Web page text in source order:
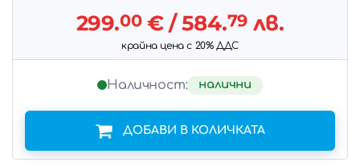
299.00€/ 584.79лв.
крайна цена с 20% ДДС
Наличност: налични
ДОБАВИ В КОЛИЧКАТА